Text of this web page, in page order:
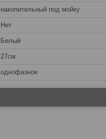
накопительный под мойку
Нет
Белый
27см
однофазное